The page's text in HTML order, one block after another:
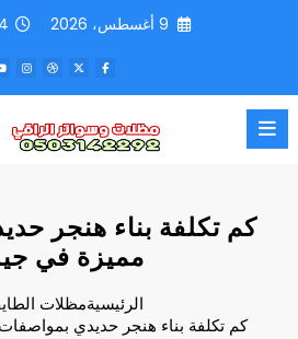
9 أغسطس، 2026
كم تكلفة بناء هنجر
مميزة في
الرئيسيةمظلات
كم تكلفة بناء هنجر حديدي